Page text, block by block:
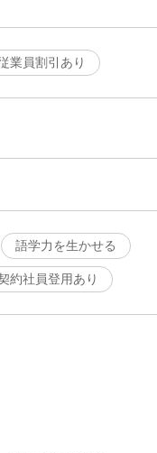
業員割引あり
語学力を生かせる
約社員登用あり